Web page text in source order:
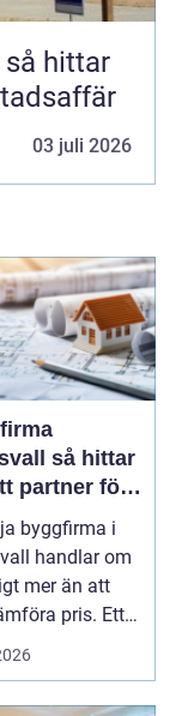
03 juli 2026
hittar
partner för
byggfirma i
handlar om
mer än att
pris. Ett